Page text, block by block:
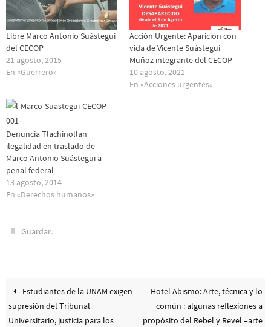
Libre Marco Antonio Suástegui
del CECOP
21 agosto, 2015
En «Guerrero»
Acción Urgente: Aparición con
vida de Vicente Suástegui
Muñoz integrante del CECOP
10 agosto, 2021
En «Acciones urgentes»
Denuncia Tlachinollan
ilegalidad en traslado de
Marco Antonio Suástegui a
penal federal
13 agosto, 2014
En «Derechos humanos»
Guardar.
Estudiantes de la UNAM exigen
supresión del Tribunal
Universitario, justicia para los
Hotel Abismo: Arte, técnica y lo
común : algunas reflexiones a
propósito del Rebel y Revel –arte